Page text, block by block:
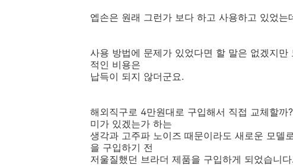
엡손은 원래 그런가 보다 하고 사용하고 있었는
사용 방법에 문제가 있었다면 할 말은 없겠지
적인 비용은
납득이 되지 않더군요.
해외직구로 4만원대로 구입해서 직접 교체할
미가 있겠는가 하는
생각과 고주파 노이즈 때문이라도 새로운 모델
을 구입하기 전
저울질했던 브라더 제품을 구입하게 되었습니다.